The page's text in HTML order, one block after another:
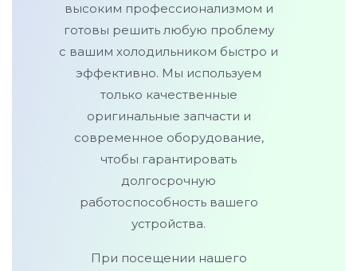
высоким профессионализмом и
готовы решить любую проблему
с вашим холодильником быстро и
эффективно. Мы используем
только качественные
оригинальные запчасти и
современное оборудование,
чтобы гарантировать
долгосрочную
работоспособность вашего
устройства.
При посещении нашего